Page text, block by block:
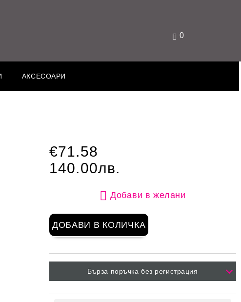
0
АКСЕСОАРИ
€71.58
140.00лв.
Добави в желани
Бърза поръчка без регистрация